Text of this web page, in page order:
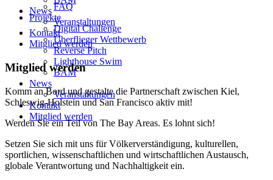
FAQ
Projekte
Digital Challenge
Überflieger Wettbewerb
Reverse Pitch
Lighthouse Swim
BAM
News
Veranstaltungen
Kontakt
Mitglied werden
News
Veranstaltungen
Kontakt
Mitglied werden
Mitglied werden
Komm an Bord und gestalte die Partnerschaft zwischen Kiel,
Schleswig-Holstein und San Francisco aktiv mit!
Werden Sie ein Teil von The Bay Areas. Es lohnt sich!
Setzen Sie sich mit uns für Völkerverständigung, kulturellen,
sportlichen, wissenschaftlichen und wirtschaftlichen Austausch,
globale Verantwortung und Nachhaltigkeit ein.